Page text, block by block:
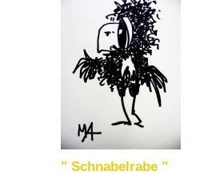
" Schnabelrabe "